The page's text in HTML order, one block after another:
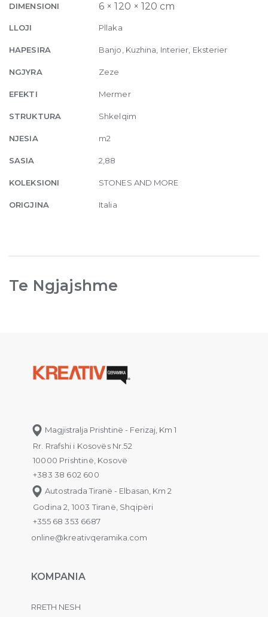
Glossy
6mm
x
120
DIMENSIONI 6 × 120 × 120 cm
LLOJI Pllaka
HAPESIRA Banjo, Kuzhina, Interier, Eksterier
NGJYRA Zeze
EFEKTI Mermer
STRUKTURA Shkelqim
NJESIA m2
SASIA 2,88
KOLEKSIONI STONES AND MORE
ORIGJINA Italia
Te Ngjajshme
Magjistralja Prishtinë - Ferizaj, Km 1
Rr. Rrafshi i Kosovës Nr.52
10000 Prishtinë, Kosovë
+383 38 602 600
Autostrada Tiranë - Elbasan, Km 2
Godina 2, 1003 Tiranë, Shqipëri
+355 68 353 6687
online@kreativqeramika.com
KOMPANIA
RRETH NESH